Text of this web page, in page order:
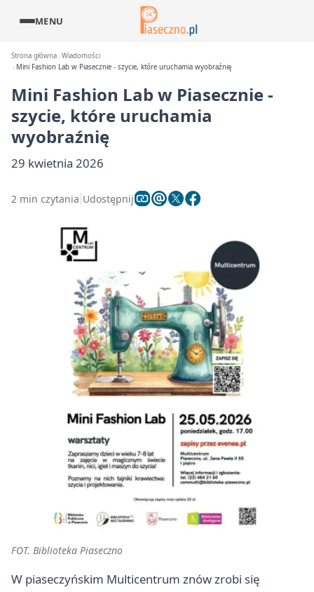
MENU
Strona główna Wiadomości
Mini Fashion Lab w Piasecznie - szycie, które uruchamia wyobraźnię
Mini Fashion Lab w Piasecznie -
szycie, które uruchamia
wyobraźnię
29 kwietnia 2026
2 min czytania Udostępnij
FOT. Biblioteka Piaseczno
W piaseczyńskim Multicentrum znów zrobi się